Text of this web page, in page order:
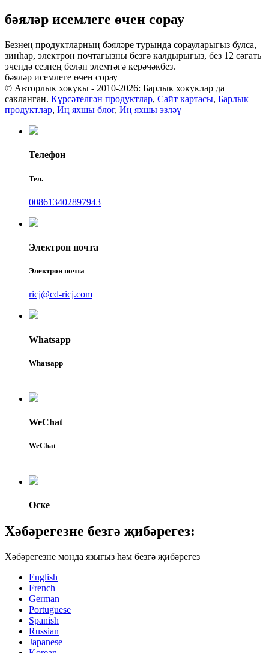
бәяләр исемлеге өчен сорау
Безнең продуктларның бәяләре турында сорауларыгыз булса,
зинһар, электрон почтагызны безгә калдырыгыз, без 12 сәгать
эчендә сезнең белән элемтәгә керәчәкбез.
бәяләр исемлеге өчен сорау
© Авторлык хокукы - 2010-2026: Барлык хокуклар да
сакланган. Күрсәтелгән продуктлар, Сайт картасы, Барлык
продуктлар, Иң яхшы блог, Иң яхшы эзләү
Телефон
Тел.
008613402897943
Электрон почта
Электрон почта
ricj@cd-ricj.com
Whatsapp
Whatsapp
WeChat
WeChat
Өске
Хәбәрегезне безгә җибәрегез:
Хәбәрегезне монда языгыз һәм безгә җибәрегез
English
French
German
Portuguese
Spanish
Russian
Japanese